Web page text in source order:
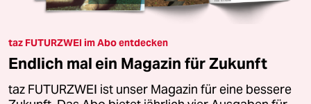
taz FUTURZWEI im Abo entdecken
Endlich mal ein Magazin für Zukunft
taz FUTURZWEI ist unser Magazin für eine bessere